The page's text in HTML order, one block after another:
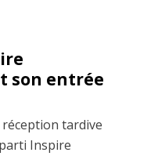
son entrée
réception tardive
Inspire